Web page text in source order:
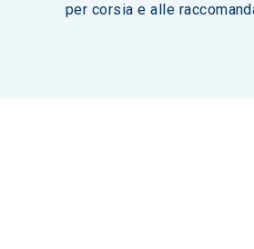
per corsia e alle